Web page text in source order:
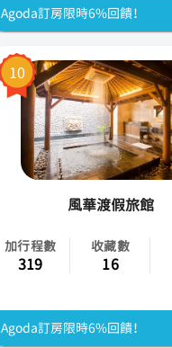
Agoda訂房限時6%回饋！
10
風華渡假旅館
加行程數
319
收藏數
16
Agoda訂房限時6%回饋！